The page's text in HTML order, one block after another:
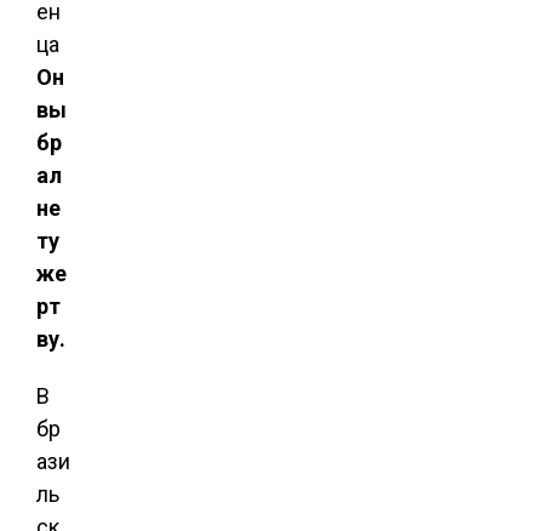
Он
вы
бр
ал
не
ту
же
рт
ву.
В
бр
ази
ль